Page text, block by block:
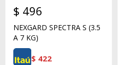
$ 496
NEXGARD SPECTRA S (3.5
A 7 KG)
$ 422